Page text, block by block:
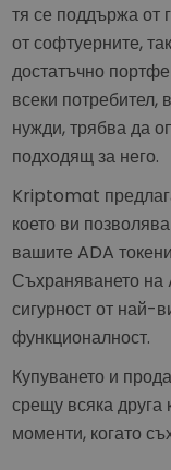
тя се поддържа от
от софтуерните,
достатъчно
всеки потребител,
нужди, трябва да
подходящ за него.
Kriptomat
което ви
вашите ADA
Съхраняването на
сигурност от най-
функционалност.
Купуването и
срещу всяка
моменти, когато